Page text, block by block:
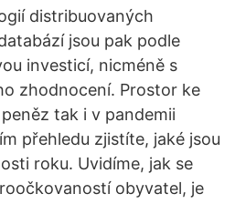
distribuovaných
jsou pak podle
investicí, nicméně s
zhodnocení. Prostor ke
tak i v pandemii
přehledu zjistíte, jaké jsou
roku. Uvidíme, jak se
obyvatel, je